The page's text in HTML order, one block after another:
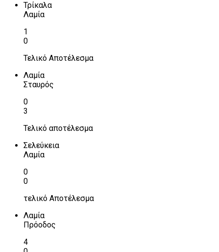
Τρίκαλα
Λαμία
1
0
Τελικό Αποτέλεσμα
Λαμία
Σταυρός
0
3
Τελικό αποτέλεσμα
Σελεύκεια
Λαμία
0
0
τελικό Αποτέλεσμα
Λαμία
Πρόοδος
4